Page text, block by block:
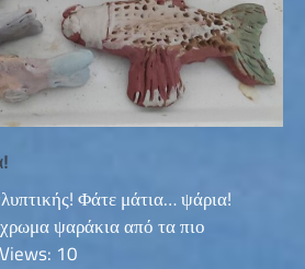
Φάτε μάτια… ψάρια!
ψαράκια από τα πιο
10